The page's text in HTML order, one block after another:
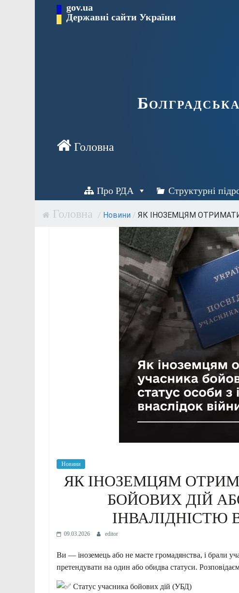
Перейти gov.ua
Державні сайти України
Про РДА Структурні
/ Новини / ЯК ІНОЗЕМЦЯМ
Новини
ЯК ІНОЗЕМЦЯМ
БОЙОВИХ ДІЙ
ІНВАЛІДНІСТЮ
09.03.2026 editor
Ви — іноземець або не маєте громадянства, і брали
претендувати на один або обидва статуси.
Статус учасника бойових дій (УБД)